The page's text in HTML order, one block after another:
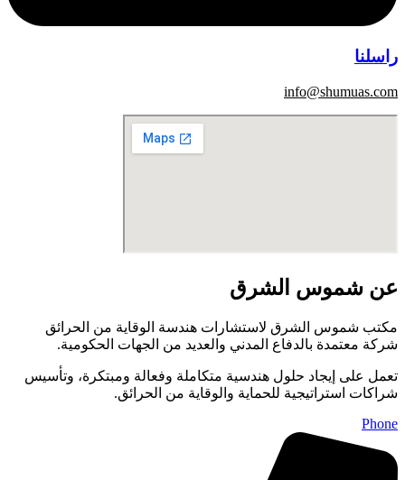
راسلنا
info@shumuas.com
عن شموس الشرق
مكتب شموس الشرق لاستشارات هندسة الوقاية من الحرائق
شركة معتمدة بالدفاع المدني والعديد من الجهات الحكومية.
تعمل على إيجاد حلول هندسية متكاملة وفعالة ومبتكرة، وتأسيس
شراكات استراتيجية للحماية والوقاية من الحرائق.
Phone